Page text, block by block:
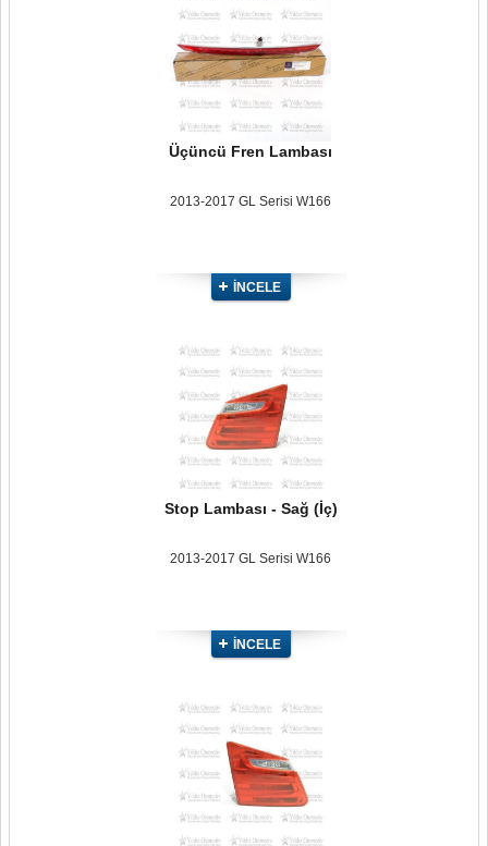
Üçüncü Fren Lambası
2013-2017 GL Serisi W166
İNCELE
Stop Lambası - Sağ (İç)
2013-2017 GL Serisi W166
İNCELE